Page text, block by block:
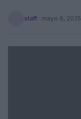
staff · mayo 8, 2025